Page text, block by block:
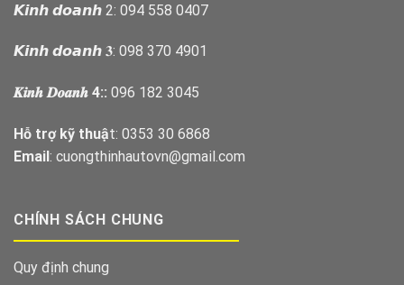
𝙆𝙞𝙣𝙝 𝙙𝙤𝙖𝙣𝙝 2: 094 558 0407
𝙆𝙞𝙣𝙝 𝙙𝙤𝙖𝙣𝙝 𝟑: 098 370 4901
𝑲𝒊𝒏𝒉 𝑫𝒐𝒂𝒏𝒉 4:: 096 182 3045
Hỗ trợ kỹ thuật: 0353 30 6868
Email: cuongthinhautovn@gmail.com
CHÍNH SÁCH CHUNG
Quy định chung